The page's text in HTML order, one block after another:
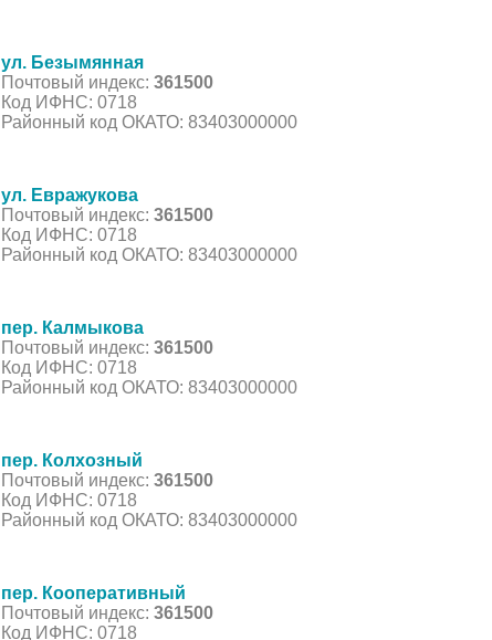
ул. Безымянная
Почтовый индекс: 361500
Код ИФНС: 0718
Районный код ОКАТО: 83403000000
ул. Евражукова
Почтовый индекс: 361500
Код ИФНС: 0718
Районный код ОКАТО: 83403000000
пер. Калмыкова
Почтовый индекс: 361500
Код ИФНС: 0718
Районный код ОКАТО: 83403000000
пер. Колхозный
Почтовый индекс: 361500
Код ИФНС: 0718
Районный код ОКАТО: 83403000000
пер. Кооперативный
Почтовый индекс: 361500
Код ИФНС: 0718